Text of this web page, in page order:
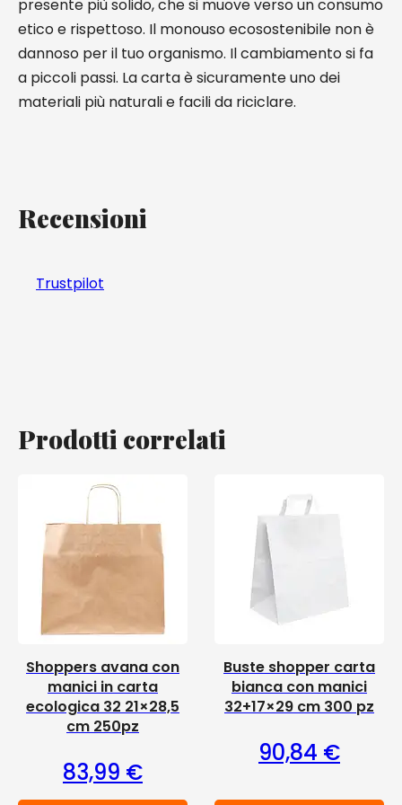
presente più solido, che si muove verso un consumo
etico e rispettoso. Il monouso ecosostenibile non è
dannoso per il tuo organismo. Il cambiamento si fa
a piccoli passi. La carta è sicuramente uno dei
materiali più naturali e facili da riciclare.
Recensioni
Trustpilot
Prodotti correlati
Shoppers avana con
manici in carta
ecologica 32 21×28,5
cm 250pz
83,99 €
Buste shopper carta
bianca con manici
32+17×29 cm 300 pz
90,84 €